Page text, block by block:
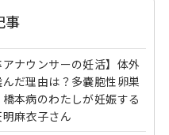
事
アナウンサーの妊活】体外
だ理由は？多嚢胞性卵巣
本病のわたしが妊娠する
麻衣子さん